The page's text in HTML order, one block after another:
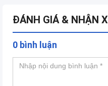
ĐÁNH GIÁ & NHẬN
0 bình luận